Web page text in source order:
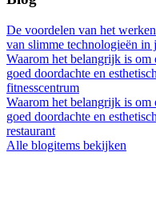
De voordelen van het
van slimme technologieën in
Waarom het belangrijk is om
goed doordachte en
fitnesscentrum
Waarom het belangrijk is om
goed doordachte en
restaurant
Alle blogitems bekijken